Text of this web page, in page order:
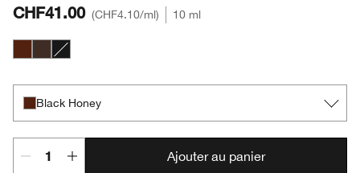
CHF41.00 CHF4.10/ml 10 ml
Black Honey
Ajouter au panier